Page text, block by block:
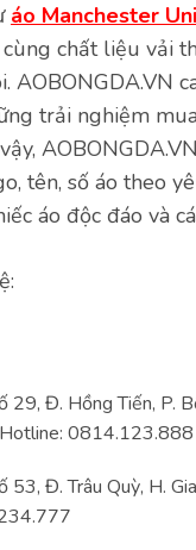
áo Manchester
cùng chất liệu vải
AOBONGDA.VN
trải nghiệm
tên, số áo theo
áo độc đáo và
29, Đ. Hồng Tiến, P.
0814.123.888
53, Đ. Trâu Quỳ, H.